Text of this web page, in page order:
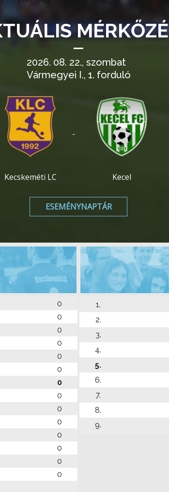
2026. 08. 22., szombat
Vármegyei I., 1. forduló
Kecskeméti LC
-
Kecel
ESEMÉNYNAPTÁR
0
0
0
0
0
0
0
0
0
0
0
0
0
0
1.
2.
3.
4.
5.
6.
7.
8.
9.